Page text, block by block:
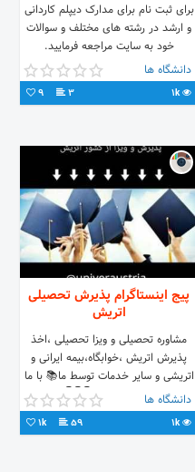
برای ثبت نام برای مدارک دیپلم کاردانی
و ارشد در رشته های مختلف و سوالات
خود به سایت مراجعه فرمایید.
دانشگاه ها
1k
3
9
پیج اینستاگرام پذیرش تحصیلی
اتریش
مشاوره تحصیلی و ویزا تحصیلی ،اخذ
پذیرش اتریش ،خوابگاه،بیمه ایرانی و
اتریشی و سایر خدمات توسط ما📚 با ما
همراه باشید...👇👇👇دانشگاه ها
1k
59
1k